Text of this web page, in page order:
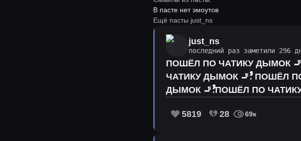
В пасте нет эмоутов
Ещё пасты just_ns
just_ns
последний раз заметили 296
ПОШЁЛ ПО ЧАТИКУ ДЫМОК 🚬ﱞﱞﱞﱞﱞﱞﱞﱞﱞﱞﱞﱞﱞﱞﱞﱞﱞﱞﱞﱞﱞﱞﱞﱞﱞﱞﱞﱞﱞﱞﱞﱞﱞ: ПОШЁЛ ПО ЧАТИКУ ДЫМОК 🚬ﱞﱞﱞﱞﱞﱞﱞﱞﱞﱞﱞﱞﱞﱞﱞﱞﱞﱞﱞﱞﱞﱞﱞﱞﱞﱞﱞﱞﱞﱞﱞﱞﱞ:ПОШЁЛ ПО
ЧАТИКУ ДЫМОК 🚬ﱞﱞﱞﱞﱞﱞﱞﱞﱞﱞﱞﱞﱞﱞﱞﱞﱞﱞﱞﱞﱞﱞﱞﱞﱞﱞﱞﱞﱞﱞﱞﱞﱞ: ПОШЁЛ ПО ЧАТИКУ ДЫМОК 🚬ﱞﱞﱞﱞﱞﱞﱞﱞﱞﱞﱞﱞﱞﱞﱞﱞﱞﱞﱞﱞﱞﱞﱞﱞﱞﱞﱞﱞﱞﱞﱞﱞﱞ:ПОШЁЛ ПО ЧАТИКУ
5819 28 69к